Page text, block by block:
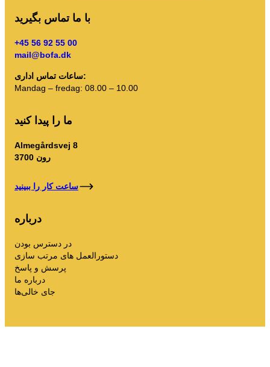
با ما تماس بگیرید
+45 56 92 55 00
mail@bofa.dk
ساعات تماس اداری:
Mandag – fredag: 08.00 – 10.00
ما را پیدا کنید
Almegårdsvej 8
3700 رون
ساعت کار را ببینید
درباره
در دسترس بودن
دستورالعمل های مرتب سازی
پرسش و پاسخ
درباره ما
جای خالی‌ها